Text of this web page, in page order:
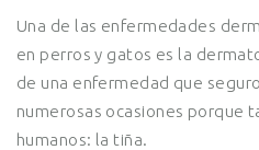
Una de las enfermedades
en perros y gatos es la
de una enfermedad que
numerosas ocasiones porque
humanos: la tiña.